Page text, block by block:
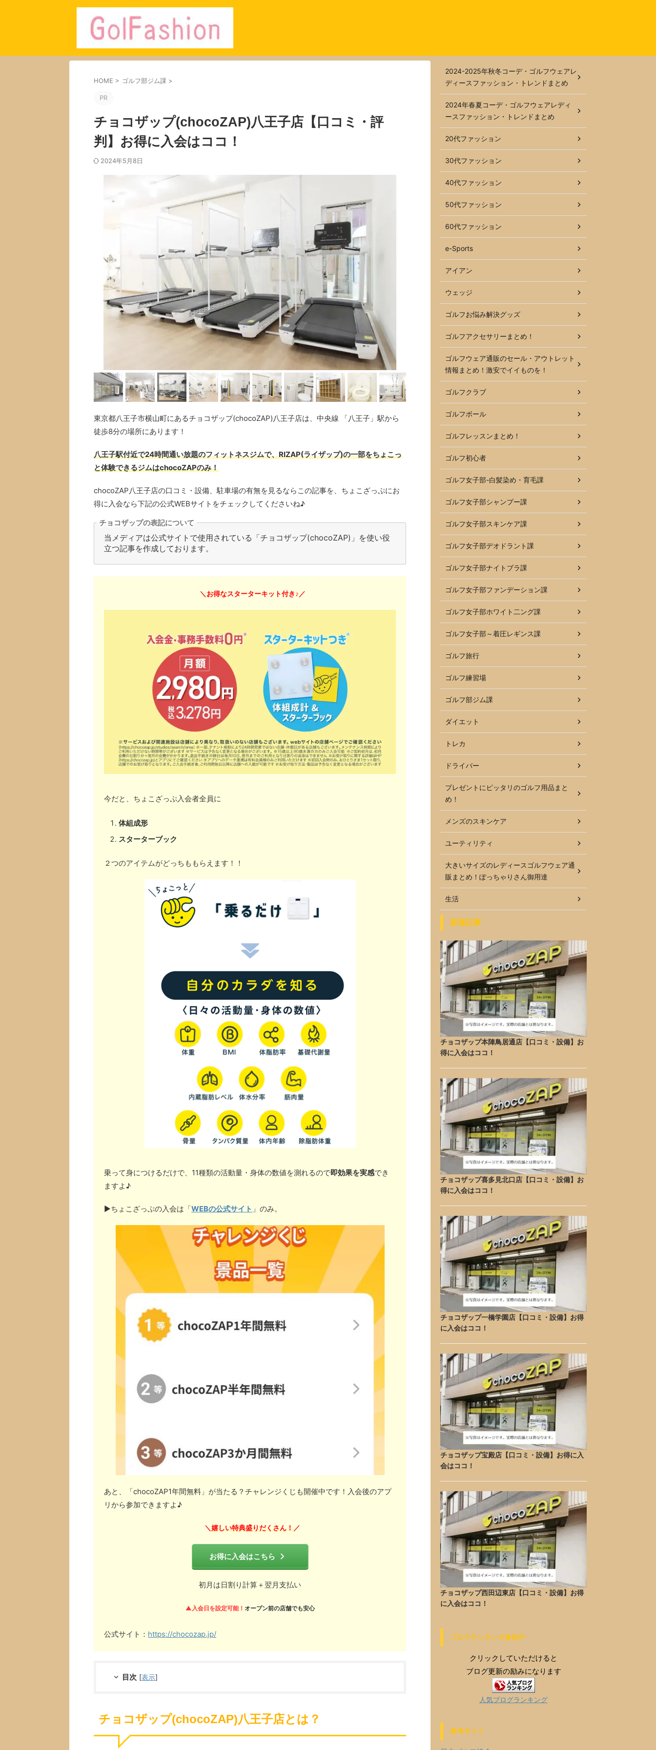
HOME > ゴルフ部ジム課 >
PR
チョコザップ(chocoZAP)八王子店【口コミ・評
判】お得に入会はココ！
2024年5月8日
東京都八王子市横山町にあるチョコザップ(chocoZAP)八王子店は、中央線 「八王子」駅から
徒歩8分の場所にあります！
八王子駅付近で24時間通い放題のフィットネスジムで、RIZAP(ライザップ)の一部をちょこっ
と体験できるジムはchocoZAPのみ！
chocoZAP八王子店の口コミ・設備、駐車場の有無を見るならこの記事を、ちょこざっぷにお
得に入会なら下記の公式WEBサイトをチェックしてくださいね♪
チョコザップの表記について
当メディアは公式サイトで使用されている「チョコザップ(chocoZAP)」を使い役
立つ記事を作成しております。
＼お得なスターターキット付き♪／
今だと、ちょこざっぷ入会者全員に
体組成形
スターターブック
２つのアイテムがどっちももらえます！！
乗って身につけるだけで、11種類の活動量・身体の数値を測れるので即効果を実感でき
ますよ♪
▶︎ちょこざっぷの入会は「WEBの公式サイト 」のみ。
あと、「chocoZAP1年間無料」が当たる？チャレンジくじも開催中です！入会後のアプ
リから参加できますよ♪
＼嬉しい特典盛りだくさん！／
お得に入会はこちら
初月は日割り計算＋翌月支払い
▲入会日を設定可能！ オープン前の店舗でも安心
公式サイト： https://chocozap.jp/
目次 [表示]
チョコザップ(chocoZAP)八王子店とは？
2024-2025年秋冬コーデ・ゴルフウェアレ
ディースファッション・トレンドまとめ
2024年春夏コーデ・ゴルフウェアレディ
ースファッション・トレンドまとめ
20代ファッション
30代ファッション
40代ファッション
50代ファッション
60代ファッション
e-Sports
アイアン
ウェッジ
ゴルフお悩み解決グッズ
ゴルフアクセサリーまとめ！
ゴルフウェア通販のセール・アウトレット
情報まとめ！激安でイイものを！
ゴルフクラブ
ゴルフボール
ゴルフレッスンまとめ！
ゴルフ初心者
ゴルフ女子部-白髪染め・育毛課
ゴルフ女子部シャンプー課
ゴルフ女子部スキンケア課
ゴルフ女子部デオドラント課
ゴルフ女子部ナイトブラ課
ゴルフ女子部ファンデーション課
ゴルフ女子部ホワイト二ング課
ゴルフ女子部～着圧レギンス課
ゴルフ旅行
ゴルフ練習場
ゴルフ部ジム課
ダイエット
トレカ
ドライバー
プレゼントにピッタリのゴルフ用品まと
め！
メンズのスキンケア
ユーティリティ
大きいサイズのレディースゴルフウェア通
販まとめ！ぽっちゃりさん御用達
生活
新着記事
チョコザップ本陣鳥居通店【口コミ・設備】お
得に入会はココ！
チョコザップ喜多見北口店【口コミ・設備】お
得に入会はココ！
チョコザップ一橋学園店【口コミ・設備】お得
に入会はココ！
チョコザップ宝殿店【口コミ・設備】お得に入
会はココ！
チョコザップ西田辺東店【口コミ・設備】お得
に入会はココ！
ブログランキング参加中
クリックしていただけると
ブログ更新の励みになります
人気ブログランキング
参考サイト